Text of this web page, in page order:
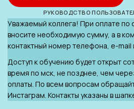
РУКОВОДСТВО
Уважаемый коллега! При оплате по
вносите необходимую сумму, а в
контактный номер телефона, e-mail
Доступ к обучению будет открыт
время по мск, не позднее, чем
оплаты. По всем вопросам
Инстаграм. Контакты указаны в